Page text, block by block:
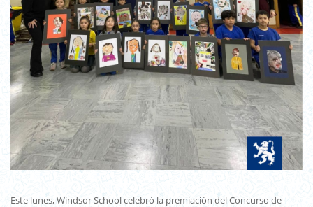
Este lunes, Windsor School celebró la premiación del Concurso de